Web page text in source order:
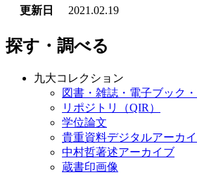
更新日
2021.02.19
探す・調べる
九大コレクション
図書・雑誌・電子ブック
リポジトリ（QIR）
学位論文
貴重資料デジタルアーカ
中村哲著述アーカイブ
蔵書印画像